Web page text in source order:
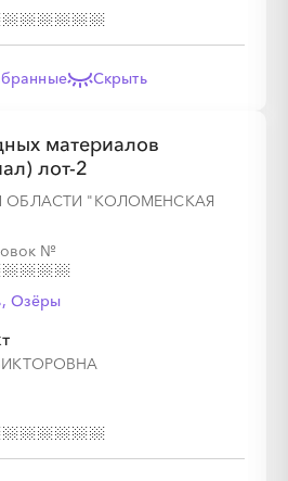
Скрыть
материалов
лот-2
ОБЛАСТИ "КОЛОМЕНСКАЯ
№
Озёры